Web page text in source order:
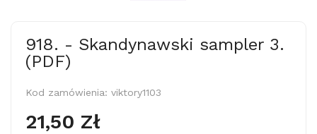
918. - Skandynawski sampler 3.
(PDF)
Kod zamówienia: viktory1103
21,50 Zł